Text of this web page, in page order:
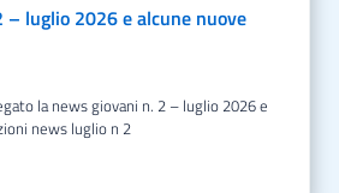
– luglio 2026 e alcune nuove
news luglio n 2